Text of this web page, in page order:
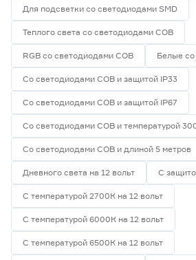
Для подсветки со светодиодами SMD
Теплого света со светодиодами СОВ
RGB со светодиодами СОВ Белые
Со светодиодами СОВ и защитой IP33
Со светодиодами СОВ и защитой IP67
Со светодиодами СОВ и температурой
Со светодиодами СОВ и длиной 5 метров
Дневного света на 12 вольт С
С температурой 2700К на 12 вольт
С температурой 6000К на 12 вольт
С температурой 6500К на 12 вольт